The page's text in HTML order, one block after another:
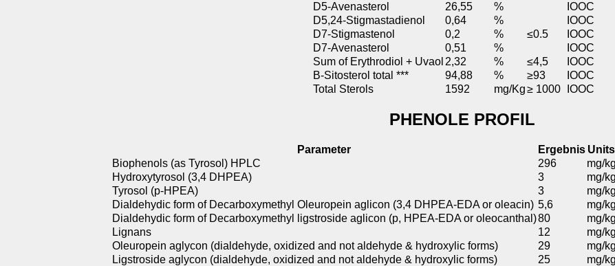
D5-Avenasterol
26,55 %
IOOC
D5,24-Stigmastadienol
0,64 %
IOOC
D7-Stigmastenol
0,2 % ≤0.5
IOOC
D7-Avenasterol
0,51 %
IOOC
Sum of Erythrodiol + Uvaol 2,32 % ≤4,5
IOOC
B-Sitosterol total ***
94,88 % ≥93
IOOC
Total Sterols
1592 mg/Kg≥ 1000 IOOC
PHENOLE PROFIL
Parameter Ergebnis Units
Biophenols (as Tyrosol) HPLC
296 mg/kg
Hydroxytyrosol (3,4 DHPEA)
3 mg/kg
Tyrosol (p-HPEA)
3 mg/kg
Dialdehydic form of Decarboxymethyl Oleuropein aglicon (3,4 DHPEA-EDA or oleacin) 5,6 mg/kg
Dialdehydic form of Decarboxymethyl ligstroside aglicon (p, HPEA-EDA or oleocanthal)80 mg/kg
Lignans
12 mg/kg
Oleuropein aglycon (dialdehyde, oxidized and not aldehyde & hydroxylic forms)
29 mg/kg
Ligstroside aglycon (dialdehyde, oxidized and not aldehyde & hydroxylic forms)
25 mg/kg